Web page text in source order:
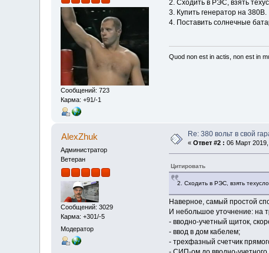
Сообщений: 723
Карма: +91/-1
2. Сходить в РЭС, взять
3. Купить генератор на 380В.
4. Поставить солнечные
Quod non est in actis, non est in
AlexZhuk
Администратор
Ветеран
Сообщений: 3029
Карма: +301/-5
Модератор
Re: 380 вольт в свой
«Ответ #2 : 06 Март
Цитировать
2. Сходить в РЭС, взять
Наверное, самый простой
И небольшое уточнение: на
- вводно-учетный щиток,
- ввод в дом кабелем;
- трехфазный счетчик